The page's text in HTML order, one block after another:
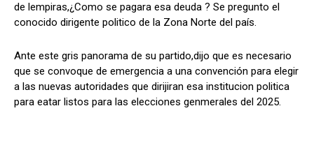
de lempiras,¿Como se pagara esa deuda ? Se pregunto el
conocido dirigente politico de la Zona Norte del país.
Ante este gris panorama de su partido,dijo que es necesario
que se convoque de emergencia a una convención para elegir
a las nuevas autoridades que dirijiran esa institucion politica
para eatar listos para las elecciones genmerales del 2025.